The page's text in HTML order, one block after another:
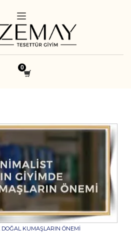
KUMAŞLARIN ÖNEMI